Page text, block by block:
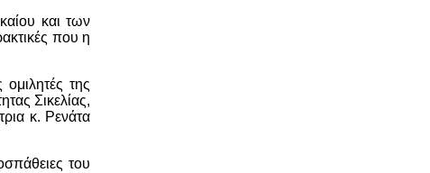
και των
που η
της
Σικελίας,
κ. Ρενάτα
του